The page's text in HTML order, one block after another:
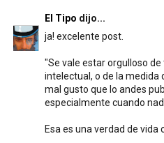
El Tipo dijo...
ja! excelente post.
"Se vale estar orgulloso
intelectual, o de la medida
mal gusto que lo andes
especialmente cuando
Esa es una verdad de vida